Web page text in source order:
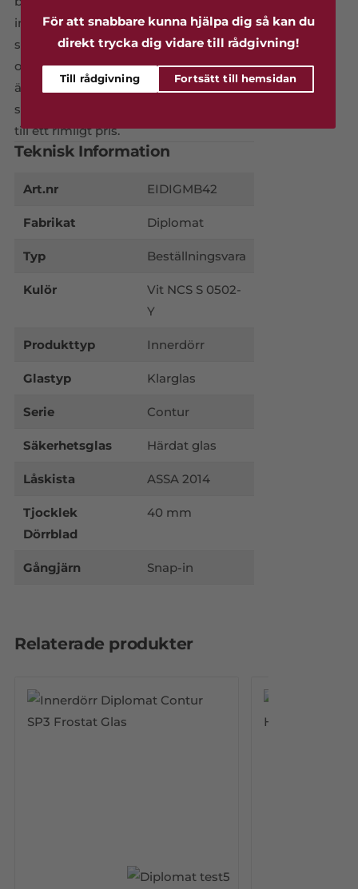
innerdörrar och ytterdörrar där den
sistnämnda kategorin i sin tur har flera
olika serier och produkttyper. Dörrarna
är gjorda för att stå emot ett typiskt
svenskt klimat; robusta kvalitétsdörrar
till ett rimligt pris.
Teknisk Information
Art.nr EIDIGMB42
Fabrikat Diplomat
Typ Beställningsvara
Kulör
Vit NCS S 0502-
Y
Produkttyp Innerdörr
Glastyp Klarglas
Serie Contur
Säkerhetsglas Härdat glas
Låskista ASSA 2014
Tjocklek
Dörrblad
40 mm
Gångjärn Snap-in
Relaterade produkter
För att snabbare kunna hjälpa dig så kan du
direkt trycka dig vidare till rådgivning!
Till rådgivning Fortsätt till hemsidan